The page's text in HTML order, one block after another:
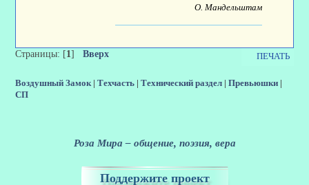
О. Мандельштам
ПЕЧАТЬ
Страницы: [1]Вверх
Воздушный Замок|Техчасть |Технический раздел |Превьюшки
СП
Роза Мира – общение, поэзия, вера
Поддержите проект